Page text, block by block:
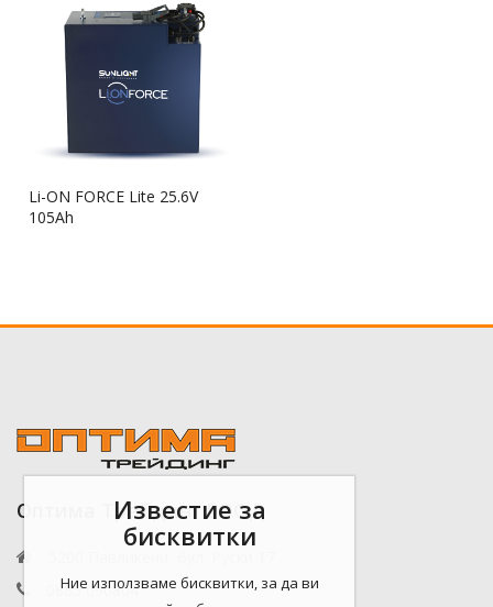
Li-ON FORCE Lite 25.6V
105Ah
Оптима Трейдинг ЕООД
0885 090804
Известие за
бисквитки
Ние използваме бисквитки, за да ви